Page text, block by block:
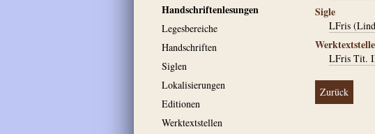
Handschriftenlesungen
Legesbereiche
Handschriften
Siglen
Lokalisierungen
Editionen
Werktextstellen
Sigle
LFris
Werktextstelle
LFris Tit.
Zurück